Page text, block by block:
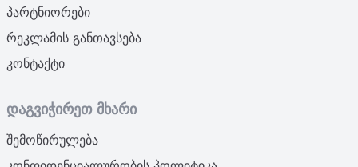
პარტნიორები
რეკლამის განთავსება
კონტაქტი
დაგვიჭირეთ მხარი
შემოწირულება